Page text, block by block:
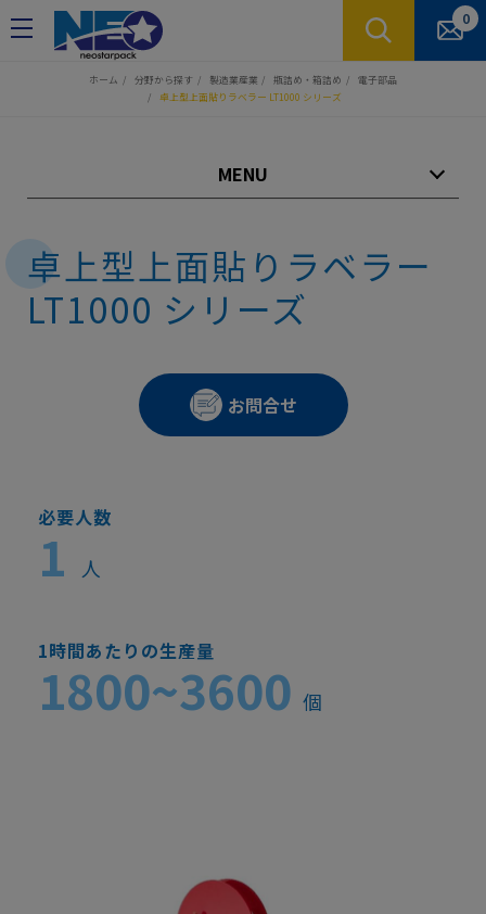
0
ホーム 分野から探す 製造業産業 瓶詰め・箱詰め
電子部品
卓上型上面貼りラベラー LT1000 シリーズ
MENU
卓上型上面貼りラベラー
LT1000 シリーズ
お問合せ
必要人数
1 人
1時間あたりの生産量
1800~3600 個
クッキー利用の管理について